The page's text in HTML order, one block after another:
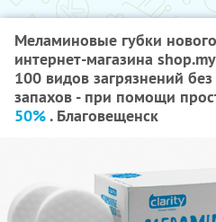
Меламиновые губки
интернет-магазина
100 видов загрязнений
запахов - при помощи
50%. Благовещенск